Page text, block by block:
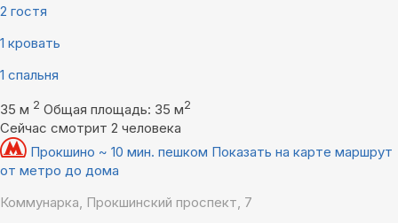
2 гостя
1 кровать
1 спальня
35 м 2 Общая площадь: 35 м2
Сейчас смотрит 2 человека
Прокшино ~ 10 мин. пешком Показать на карте маршрут
от метро до дома
Коммунарка, Прокшинский проспект, 7